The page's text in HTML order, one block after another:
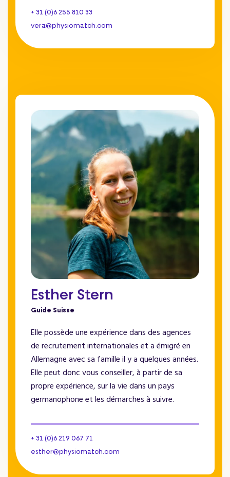
+ 31 (0)6 255 810 33
vera@physiomatch.com
Esther Stern
Guide Suisse
Elle possède une expérience dans des agences
de recrutement internationales et a émigré en
Allemagne avec sa famille il y a quelques années.
Elle peut donc vous conseiller, à partir de sa
propre expérience, sur la vie dans un pays
germanophone et les démarches à suivre.
+ 31 (0)6 219 067 71
esther@physiomatch.com